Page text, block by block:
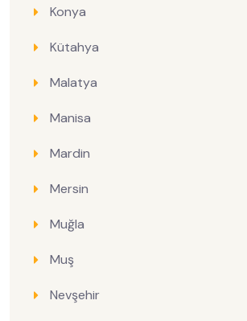
Konya
Kütahya
Malatya
Manisa
Mardin
Mersin
Muğla
Muş
Nevşehir